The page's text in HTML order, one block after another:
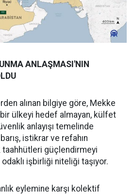
ANLAŞMASI'NIN
alınan bilgiye göre, Mekke
ülkeyi hedef almayan, külfet
anlayışı temelinde
istikrar ve refahın
taahhütleri güçlendirmeyi
işbirliği niteliği taşıyor.
eylemine karşı kolektif